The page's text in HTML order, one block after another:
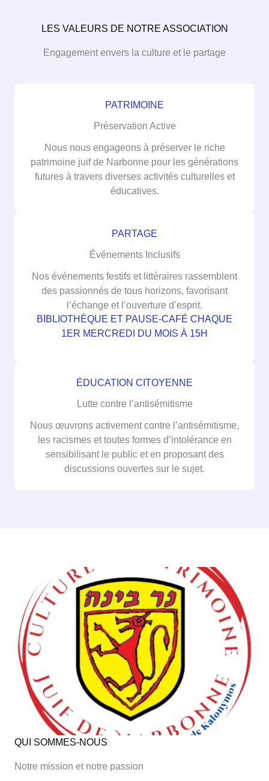
LES VALEURS DE NOTRE ASSOCIATION
Engagement envers la culture et le partage
PATRIMOINE
Préservation Active
Nous nous engageons à préserver le riche
patrimoine juif de Narbonne pour les générations
futures à travers diverses activités culturelles et
éducatives.
PARTAGE
Événements Inclusifs
Nos événements festifs et littéraires rassemblent
des passionnés de tous horizons, favorisant
l’échange et l’ouverture d’esprit.
BIBLIOTHÈQUE ET PAUSE-CAFÉ CHAQUE
1ER MERCREDI DU MOIS À 15H
ÉDUCATION CITOYENNE
Lutte contre l’antisémitisme
Nous œuvrons activement contre l’antisémitisme,
les racismes et toutes formes d’intolérance en
sensibilisant le public et en proposant des
discussions ouvertes sur le sujet.
QUI SOMMES-NOUS
Notre mission et notre passion